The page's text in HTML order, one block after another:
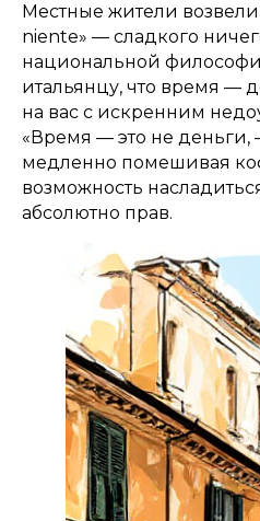
Местные жители возвели
niente» — сладкого
национальной
итальянцу, что время —
на вас с искренним
«Время — это не деньги,
медленно помешивая
возможность
абсолютно прав.